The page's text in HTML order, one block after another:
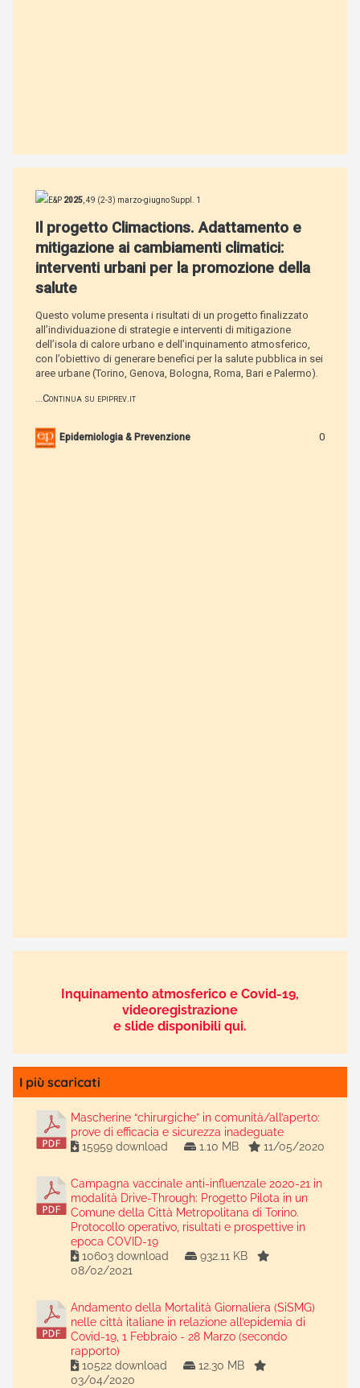
Inquinamento atmosferico e Covid-19,
videoregistrazione
e slide disponibili qui.
I più scaricati
Mascherine “chirurgiche” in comunità/all’aperto:
prove di efficacia e sicurezza inadeguate
15959 download
1.10 MB 11/05/2020
Campagna vaccinale anti-influenzale 2020-21 in
modalità Drive-Through: Progetto Pilota in un
Comune della Città Metropolitana di Torino.
Protocollo operativo, risultati e prospettive in
epoca COVID-19
10603 download
932.11 KB
08/02/2021
Andamento della Mortalità Giornaliera (SiSMG)
nelle città italiane in relazione all’epidemia di
Covid-19, 1 Febbraio - 28 Marzo (secondo
rapporto)
10522 download
12.30 MB
03/04/2020